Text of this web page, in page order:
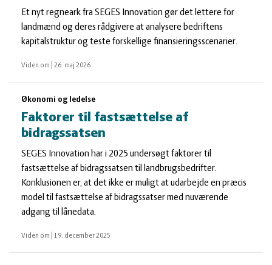
Et nyt regneark fra SEGES Innovation gør det lettere for
landmænd og deres rådgivere at analysere bedriftens
kapitalstruktur og teste forskellige finansieringsscenarier.
Viden om 26. maj 2026
Økonomi og ledelse
Faktorer til fastsættelse af
bidragssatsen
SEGES Innovation har i 2025 undersøgt faktorer til
fastsættelse af bidragssatsen til landbrugsbedrifter.
Konklusionen er, at det ikke er muligt at udarbejde en præcis
model til fastsættelse af bidragssatser med nuværende
adgang til lånedata.
Viden om 19. december 2025